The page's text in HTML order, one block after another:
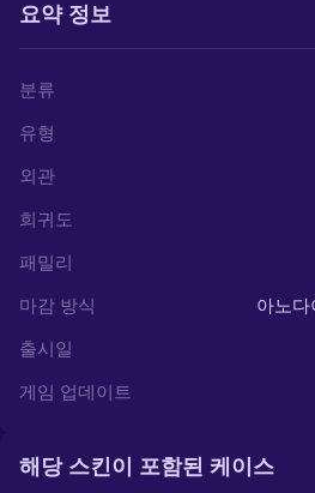
요약 정보
분류
유형
외관
희귀도
패밀리
마감 방식
아노
출시일
게임 업데이트
해당 스킨이 포함된 케이스